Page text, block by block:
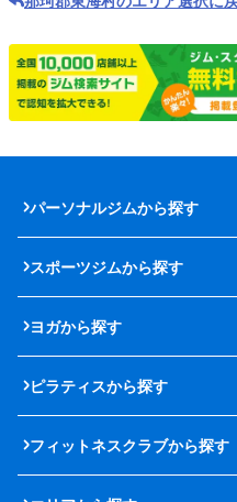
パーソナルジムから探す
スポーツジムから探す
ヨガから探す
ピラティスから探す
フィットネスクラブから探す